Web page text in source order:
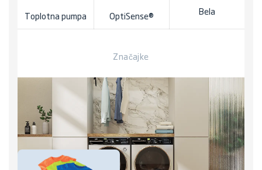
Toplotna pumpa OptiSense® Bela
Značajke